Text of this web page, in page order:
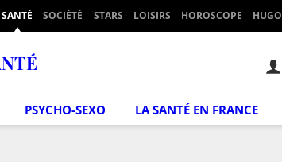
SANTÉ SOCIÉTÉ STARS LOISIRS HOROSCOPE HUGO
PSYCHO-SEXO LA SANTÉ EN FRANCE